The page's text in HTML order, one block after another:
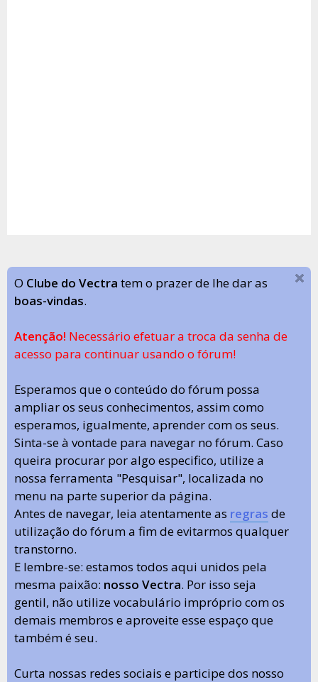
O Clube do Vectra tem o prazer de lhe dar as
boas-vindas.
Atenção! Necessário efetuar a troca da senha de
acesso para continuar usando o fórum!
Esperamos que o conteúdo do fórum possa
ampliar os seus conhecimentos, assim como
esperamos, igualmente, aprender com os seus.
Sinta-se à vontade para navegar no fórum. Caso
queira procurar por algo especifico, utilize a
nossa ferramenta "Pesquisar", localizada no
menu na parte superior da página.
Antes de navegar, leia atentamente as regras de
utilização do fórum a fim de evitarmos qualquer
transtorno.
E lembre-se: estamos todos aqui unidos pela
mesma paixão: nosso Vectra. Por isso seja
gentil, não utilize vocabulário impróprio com os
demais membros e aproveite esse espaço que
também é seu.
Curta nossas redes sociais e participe dos nosso